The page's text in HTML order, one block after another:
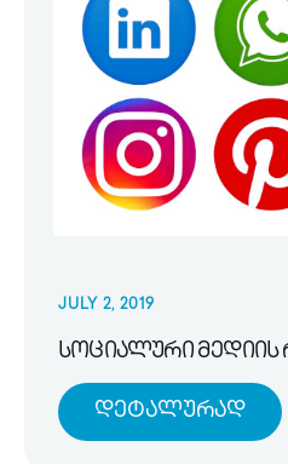
JULY 2, 2019
სოციალური მედიის
Დეტალურად